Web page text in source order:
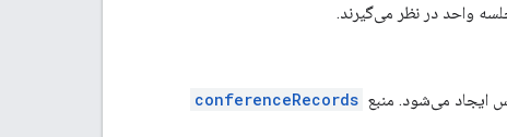
واحد در نظر می‌گیرند.
ایجاد می‌شود. منبع conferenceRecords